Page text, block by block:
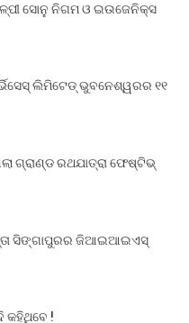
ସୋନୁ ନିଗମ ଓ ଇଉଜେନିକ୍ସ
ଲିମିଟେଡ୍ ଭୁବନେଶ୍ୱରର ୧୧
ଗ୍ରାଣ୍ଡ ରଥଯାତ୍ରା ଫେଷ୍ଟିଭ୍
ସିଙ୍ଗାପୁରର ଜିଆଇଆଇଏସ୍
କହିଥିବେ !